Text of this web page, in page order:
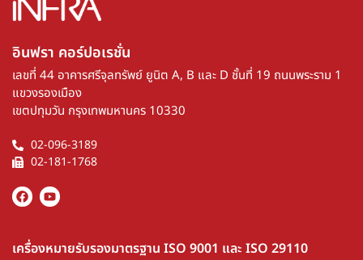
อินฟรา คอร์ปอเรชั่น​
เลขที่ 44 อาคารศรีจุลทรัพย์ ยูนิต A, B และ D ชั้นที่ 19 ถนนพระราม 1
แขวงรองเมือง
เขตปทุมวัน กรุงเทพมหานคร 10330
02-096-3189
02-181-1768
เครื่องหมายรับรองมาตรฐาน ISO 9001 และ ISO 29110